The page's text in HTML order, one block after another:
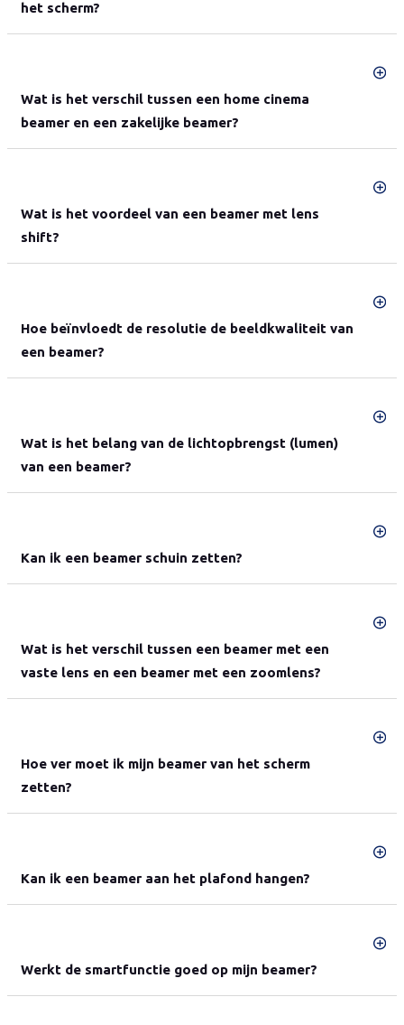
het scherm?
Wat is het verschil tussen een home cinema
beamer en een zakelijke beamer?
Wat is het voordeel van een beamer met lens
shift?
Hoe beïnvloedt de resolutie de beeldkwaliteit van
een beamer?
Wat is het belang van de lichtopbrengst (lumen)
van een beamer?
Kan ik een beamer schuin zetten?
Wat is het verschil tussen een beamer met een
vaste lens en een beamer met een zoomlens?
Hoe ver moet ik mijn beamer van het scherm
zetten?
Kan ik een beamer aan het plafond hangen?
Werkt de smartfunctie goed op mijn beamer?